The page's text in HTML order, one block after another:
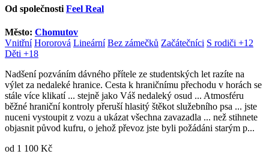
Od společnosti Feel Real
Město: Chomutov
Vnitřní Hororová Lineární Bez zámečků Začátečníci S rodiči +12
Děti +18
Nadšení pozváním dávného přítele ze studentských let razíte na
výlet za nedaleké hranice. Cesta k hraničnímu přechodu v horách se
stále více klikatí ... stejně jako Váš nedaleký osud ... Atmosféru
běžné hraniční kontroly přeruší hlasitý štěkot služebního psa ... jste
nuceni vystoupit z vozu a ukázat všechna zavazadla ... než stihnete
objasnit původ kufru, o jehož převoz jste byli požádáni starým p...
od 1 100 Kč